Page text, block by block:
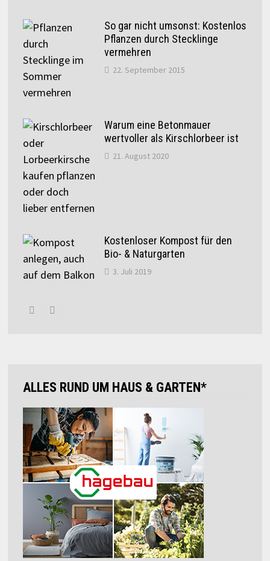
So gar nicht umsonst: Kostenlos
Pflanzen durch Stecklinge
vermehren
22. September 2015
Warum eine Betonmauer
wertvoller als Kirschlorbeer ist
21. August 2020
Kostenloser Kompost für den
Bio- & Naturgarten
3. Juli 2019
ALLES RUND UM HAUS & GARTEN*